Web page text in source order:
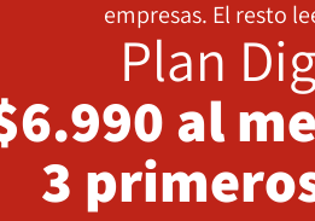
empresas. El resto
Plan
al
3